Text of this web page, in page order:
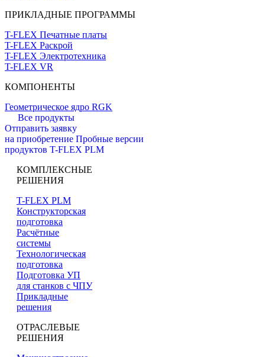
ПРИКЛАДНЫЕ ПРОГРАММЫ
T-FLEX Печатные платы
T-FLEX Раскрой
T-FLEX Электротехника
T-FLEX VR
КОМПОНЕНТЫ
Геометрическое ядро RGK
Все продукты
Отправить заявку
на приобретение Пробные версии
продуктов T-FLEX PLM
КОМПЛЕКСНЫЕ
РЕШЕНИЯ
T-FLEX PLM
Конструкторская
подготовка
Расчётные
системы
Технологическая
подготовка
Подготовка УП
для станков с ЧПУ
Прикладные
решения
ОТРАСЛЕВЫЕ
РЕШЕНИЯ